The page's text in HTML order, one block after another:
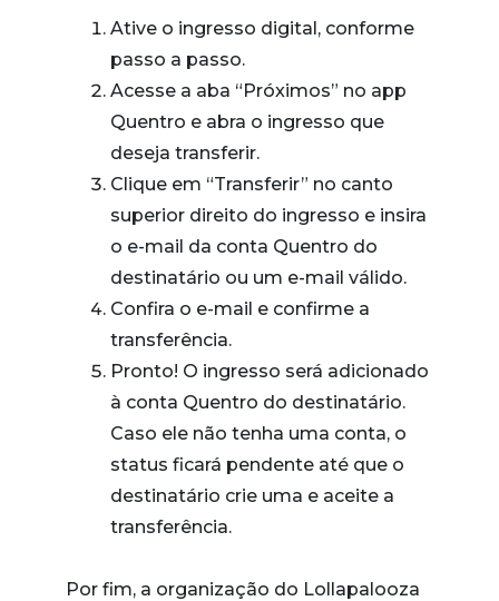
Ative o ingresso digital, conforme
passo a passo.
Acesse a aba “Próximos” no app
Quentro e abra o ingresso que
deseja transferir.
Clique em “Transferir” no canto
superior direito do ingresso e insira
o e-mail da conta Quentro do
destinatário ou um e-mail válido.
Confira o e-mail e confirme a
transferência.
Pronto! O ingresso será adicionado
à conta Quentro do destinatário.
Caso ele não tenha uma conta, o
status ficará pendente até que o
destinatário crie uma e aceite a
transferência.
Por fim, a organização do Lollapalooza